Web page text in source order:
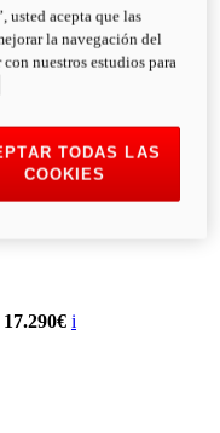
i
usted acepta que las
la navegación del
nuestros estudios para
TODAS LAS
COOKIES